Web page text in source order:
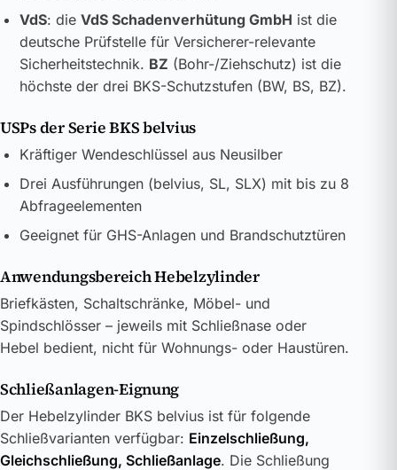
VdS: die VdS Schadenverhütung GmbH ist die
deutsche Prüfstelle für Versicherer-relevante
Sicherheitstechnik. BZ (Bohr-/Ziehschutz) ist die
höchste der drei BKS-Schutzstufen (BW, BS, BZ).
USPs der Serie BKS belvius
Kräftiger Wendeschlüssel aus Neusilber
Drei Ausführungen (belvius, SL, SLX) mit bis zu 8
Abfrageelementen
Geeignet für GHS-Anlagen und Brandschutztüren
Anwendungsbereich Hebelzylinder
Briefkästen, Schaltschränke, Möbel- und
Spindschlösser – jeweils mit Schließnase oder
Hebel bedient, nicht für Wohnungs- oder Haustüren.
Schließanlagen-Eignung
Der Hebelzylinder BKS belvius ist für folgende
Schließvarianten verfügbar: Einzelschließung,
Gleichschließung, Schließanlage. Die Schließung